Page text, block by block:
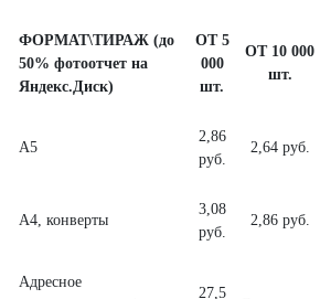
ФОРМАТ\ТИРАЖ (до
50% фотоотчет на
Яндекс.Диск)
ОТ 5
000
шт.
ОТ 10 000
шт.
А5
2,86
руб.
2,64 руб.
А4, конверты
3,08
руб.
2,86 руб.
Адресное
27,5